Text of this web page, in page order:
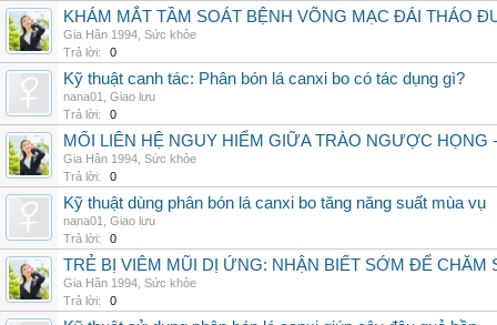
KHÁM MẮT TẦM SOÁT BỆNH VÕNG MẠC ĐÁI THÁO
Gia Hân 1994 Sức khỏe
Trả lời:
0
Kỹ thuật canh tác: Phân bón lá canxi bo có tác dụng gì?
nana01
Giao lưu
Trả lời:
0
MỐI LIÊN HỆ NGUY HIỂM GIỮA TRÀO NGƯỢC
Gia Hân 1994 Sức khỏe
Trả lời:
0
Kỹ thuật dùng phân bón lá canxi bo tăng năng suất mùa vụ
nana01
Giao lưu
Trả lời:
0
TRẺ BỊ VIÊM MŨI DỊ ỨNG: NHẬN BIẾT SỚM ĐỂ CHĂM
Gia Hân 1994 Sức khỏe
Trả lời:
0